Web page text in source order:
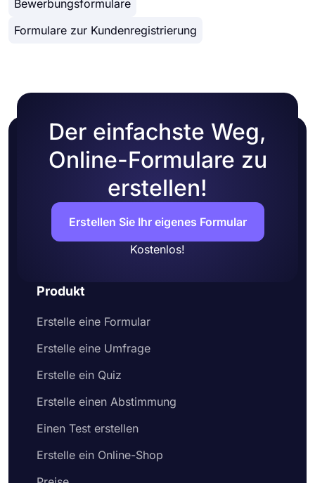
Bewerbungsformulare
Formulare zur Kundenregistrierung
Der einfachste Weg,
Online-Formulare zu
erstellen!
Erstellen Sie Ihr eigenes Formular
Kostenlos!
Produkt
Erstelle eine Formular
Erstelle eine Umfrage
Erstelle ein Quiz
Erstelle einen Abstimmung
Einen Test erstellen
Erstelle ein Online-Shop